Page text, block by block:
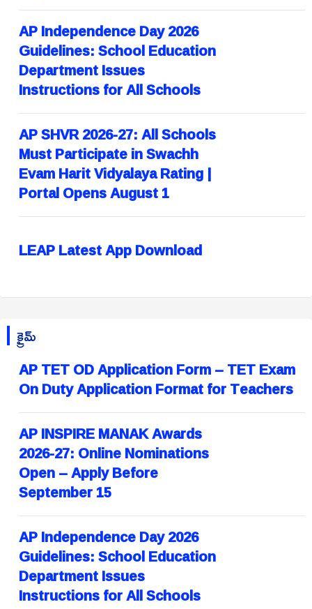
AP Independence Day 2026
Guidelines: School Education
Department Issues
Instructions for All Schools
AP SHVR 2026-27: All Schools
Must Participate in Swachh
Evam Harit Vidyalaya Rating |
Portal Opens August 1
LEAP Latest App Download
క్రైమ్
AP TET OD Application Form – TET Exam
On Duty Application Format for Teachers
AP INSPIRE MANAK Awards
2026-27: Online Nominations
Open – Apply Before
September 15
AP Independence Day 2026
Guidelines: School Education
Department Issues
Instructions for All Schools